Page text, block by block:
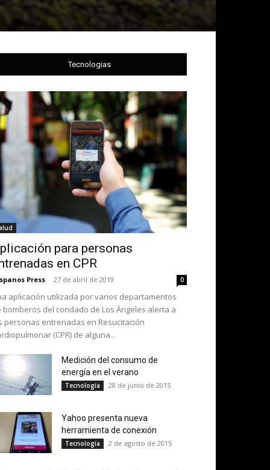
Tecnologias
para personas
en CPR
Press - 27 de abril de 2019 0
aplicación utilizada por varios departamentos
bomberos del condado de Los Ángeles alerta a
personas entrenadas en Resucitación
(CPR) de alguna...
Medición del consumo de
energía en el verano
Tecnología 28 de junio de 2015
Yahoo presenta nueva
herramienta de conexión
Tecnología 2 de agosto de 2015